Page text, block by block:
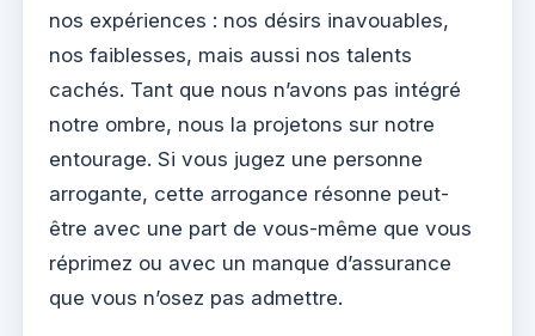
nos expériences : nos désirs inavouables,
nos faiblesses, mais aussi nos talents
cachés. Tant que nous n’avons pas intégré
notre ombre, nous la projetons sur notre
entourage. Si vous jugez une personne
arrogante, cette arrogance résonne peut-
être avec une part de vous-même que vous
réprimez ou avec un manque d’assurance
que vous n’osez pas admettre.